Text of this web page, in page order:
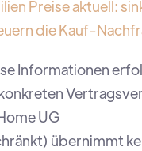
Preise aktuell:
die Kauf-
Informationen
UG
übernimmt